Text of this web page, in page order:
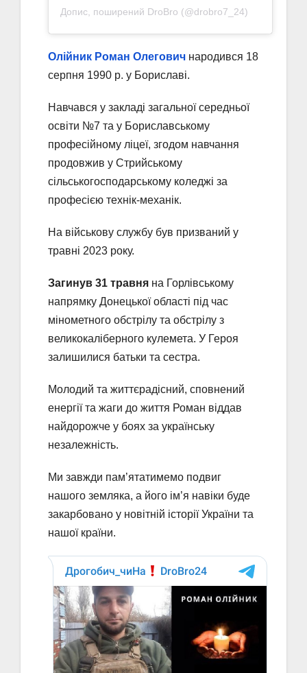
Допис, поширений DroBro (@drobro7_24)
Олійник Роман Олегович народився 18
серпня 1990 р. у Бориславі.
Навчався у закладі загальної середньої
освіти №7 та у Бориславському
професійному ліцеї, згодом навчання
продовжив у Стрийському
сільськогосподарському коледжі за
професією технік-механік.
На військову службу був призваний у
травні 2023 року.
Загинув 31 травня на Горлівському
напрямку Донецької області під час
мінометного обстрілу та обстрілу з
великокаліберного кулемета. У Героя
залишилися батьки та сестра.
Молодий та життєрадісний, сповнений
енергії та жаги до життя Роман віддав
найдорожче у боях за українську
незалежність.
Ми завжди пам’ятатимемо подвиг
нашого земляка, а його ім’я навіки буде
закарбовано у новітній історії України та
нашої країни.